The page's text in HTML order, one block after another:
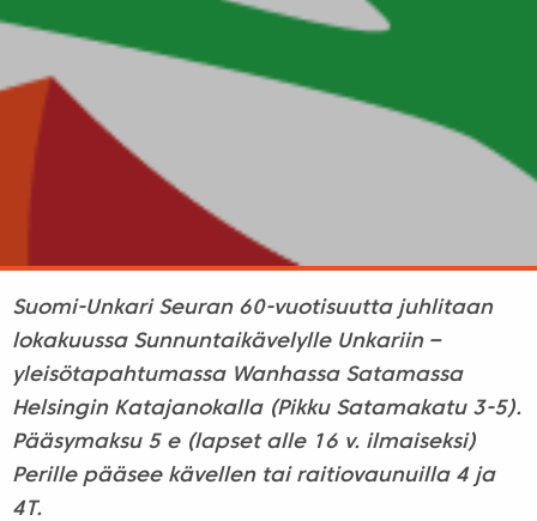
Suomi-Unkari Seuran 60-vuotisuutta juhlitaan
lokakuussa Sunnuntaikävelylle Unkariin –
yleisötapahtumassa Wanhassa Satamassa
Helsingin Katajanokalla (Pikku Satamakatu 3-5).
Pääsymaksu 5 e (lapset alle 16 v. ilmaiseksi)
Perille pääsee kävellen tai raitiovaunuilla 4 ja
4T.